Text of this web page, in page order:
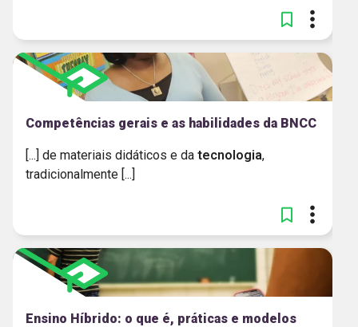
Competências gerais e as habilidades da BNCC
[...] de materiais didáticos e da tecnologia,
tradicionalmente [...]
Ensino Híbrido: o que é, práticas e modelos